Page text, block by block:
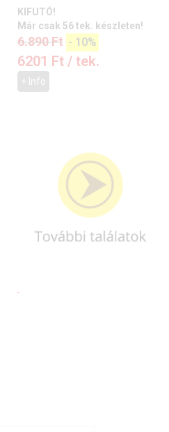
KIFUTÓ!
Már csak 56 tek. készleten!
6.890Ft - 10%
6201 Ft / tek.
+ Info